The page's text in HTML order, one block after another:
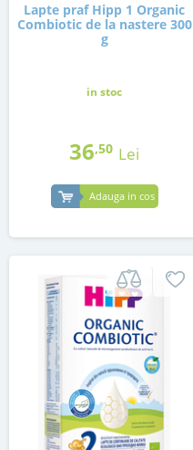
Lapte praf Hipp 1 Organic
Combiotic de la nastere 300
g
in stoc
36,50 Lei
Adauga in cos